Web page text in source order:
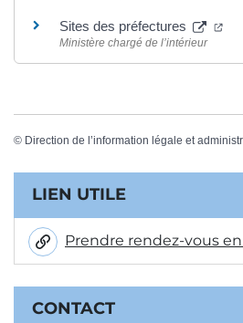
Sites des préfectures
Ministère chargé de l’intérieur
© Direction de l’information légale et
Informations
LIEN UTILE
Prendre rendez-vous
CONTACT